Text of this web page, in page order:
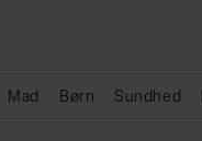
Mad Børn Sundhed